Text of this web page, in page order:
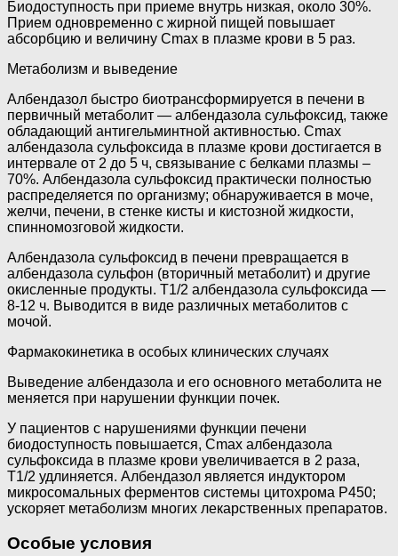
Биодоступность при приеме внутрь низкая, около 30%.
Прием одновременно с жирной пищей повышает
абсорбцию и величину Cmax в плазме крови в 5 раз.
Метаболизм и выведение
Албендазол быстро биотрансформируется в печени в
первичный метаболит — албендазола сульфоксид, также
обладающий антигельминтной активностью. Cmax
албендазола сульфоксида в плазме крови достигается в
интервале от 2 до 5 ч, связывание с белками плазмы –
70%. Албендазола сульфоксид практически полностью
распределяется по организму; обнаруживается в моче,
желчи, печени, в стенке кисты и кистозной жидкости,
спинномозговой жидкости.
Албендазола сульфоксид в печени превращается в
албендазола сульфон (вторичный метаболит) и другие
окисленные продукты. T1/2 албендазола сульфоксида —
8-12 ч. Выводится в виде различных метаболитов с
мочой.
Фармакокинетика в особых клинических случаях
Выведение албендазола и его основного метаболита не
меняется при нарушении функции почек.
У пациентов с нарушениями функции печени
биодоступность повышается, Cmax албендазола
сульфоксида в плазме крови увеличивается в 2 раза,
T1/2 удлиняется. Албендазол является индуктором
микросомальных ферментов системы цитохрома Р450;
ускоряет метаболизм многих лекарственных препаратов.
Особые условия